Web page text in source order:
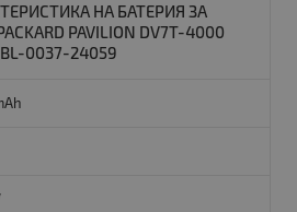
НА БАТЕРИЯ ЗА
PAVILION DV7T-4000
BL-0037-24059